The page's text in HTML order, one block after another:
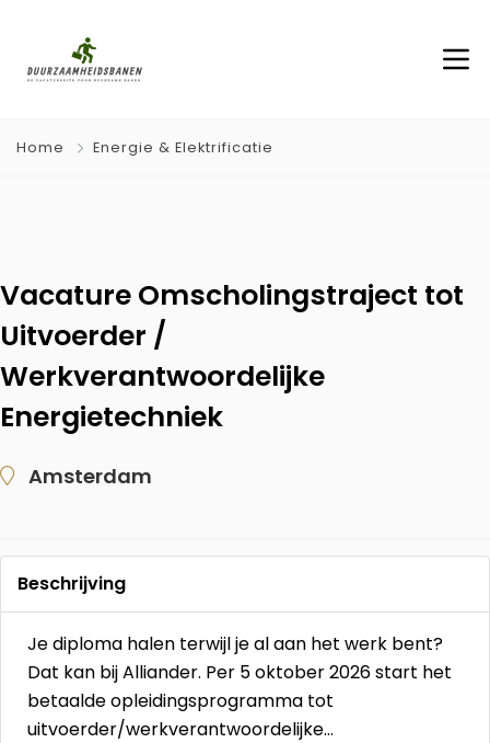
Home Energie & Elektrificatie
Vacature Omscholingstraject tot
Uitvoerder /
Werkverantwoordelijke
Energietechniek
Amsterdam
Beschrijving
Je diploma halen terwijl je al aan het werk bent?
Dat kan bij Alliander. Per 5 oktober 2026 start het
betaalde opleidingsprogramma tot
uitvoerder/werkverantwoordelijke…